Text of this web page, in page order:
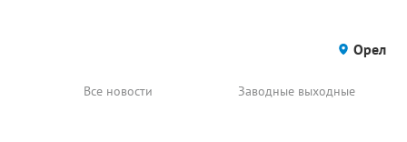
Орел
Все новости Заводные выходные